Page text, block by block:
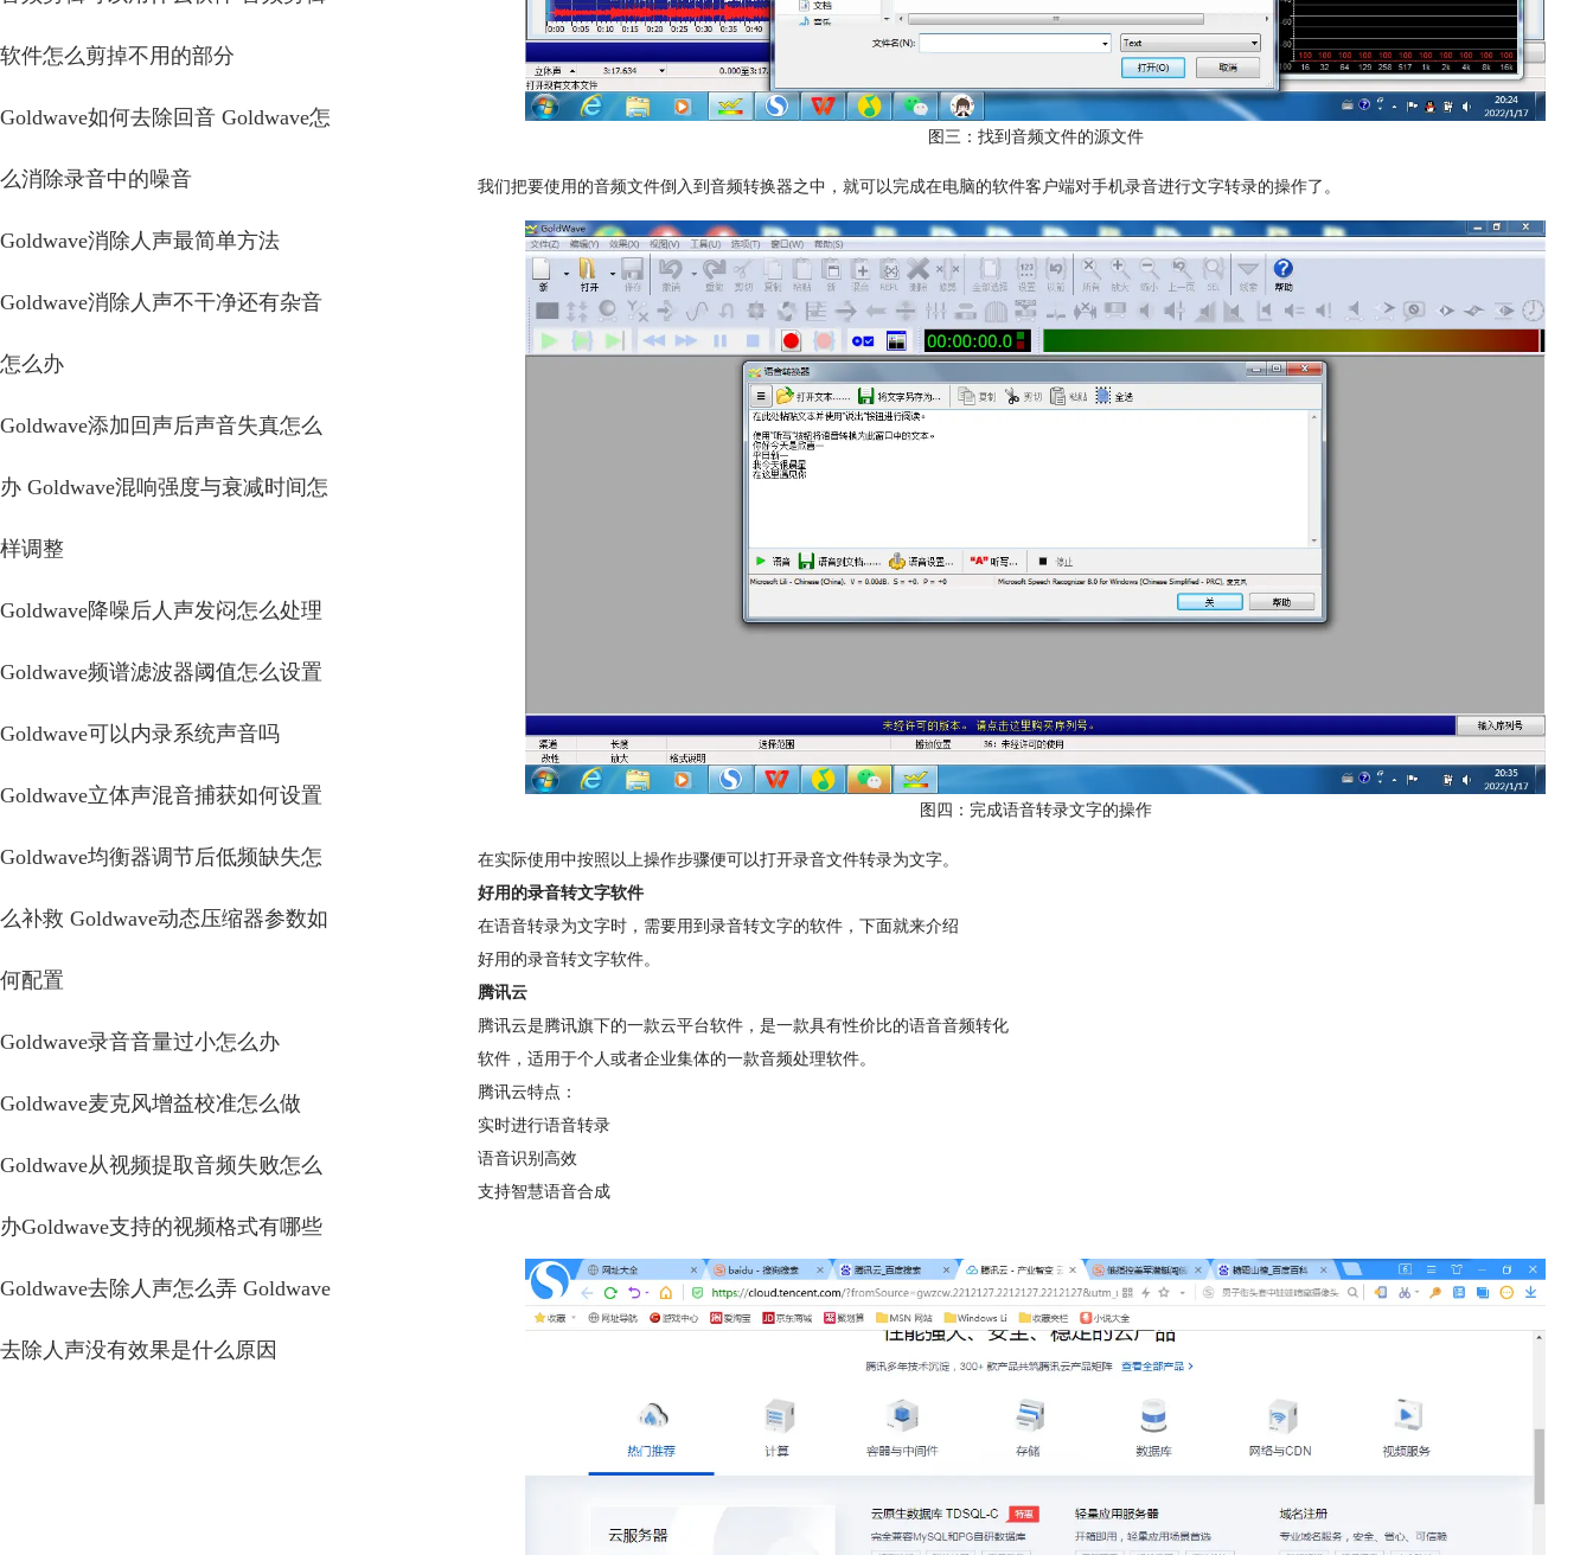
软件怎么剪掉不用的部分
Goldwave如何去除回音 Goldwave怎
么消除录音中的噪音
Goldwave消除人声最简单方法
Goldwave消除人声不干净还有杂音
怎么办
Goldwave添加回声后声音失真怎么
办 Goldwave混响强度与衰减时间怎
样调整
Goldwave降噪后人声发闷怎么处理
Goldwave频谱滤波器阈值怎么设置
Goldwave可以内录系统声音吗
Goldwave立体声混音捕获如何设置
Goldwave均衡器调节后低频缺失怎
么补救 Goldwave动态压缩器参数如
何配置
Goldwave录音音量过小怎么办
Goldwave麦克风增益校准怎么做
Goldwave从视频提取音频失败怎么
办Goldwave支持的视频格式有哪些
Goldwave去除人声怎么弄 Goldwave
去除人声没有效果是什么原因
图三：找到音频文件的源文件
我们把要使用的音频文件倒入到音频转换器之中，就可以完成在电脑的软件客户端对手机录音进行文字转录的操作了。
图四：完成语音转录文字的操作
在实际使用中按照以上操作步骤便可以打开录音文件转录为文字。
好用的录音转文字软件
在语音转录为文字时，需要用到录音转文字的软件，下面就来介绍
好用的录音转文字软件。
腾讯云
腾讯云是腾讯旗下的一款云平台软件，是一款具有性价比的语音音频转化
软件，适用于个人或者企业集体的一款音频处理软件。
腾讯云特点：
实时进行语音转录
语音识别高效
支持智慧语音合成